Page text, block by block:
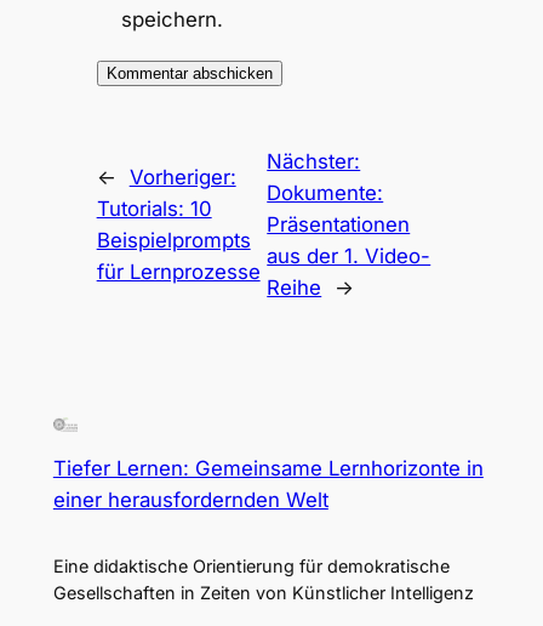
speichern.
←
Vorheriger:
Tutorials: 10
Beispielprompts
für Lernprozesse
Nächster:
Dokumente:
Präsentationen
aus der 1. Video-
Reihe
→
Tiefer Lernen: Gemeinsame Lernhorizonte in
einer herausfordernden Welt
Eine didaktische Orientierung für demokratische
Gesellschaften in Zeiten von Künstlicher Intelligenz